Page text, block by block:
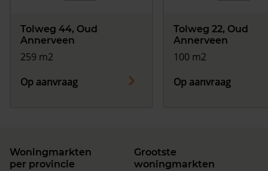
Tolweg 44, Oud
Annerveen
259 m2
Op aanvraag
Tolweg 22, Oud
Annerveen
100 m2
Op aanvraag
Woningmarkten
per provincie
Grootste
woningmarkten